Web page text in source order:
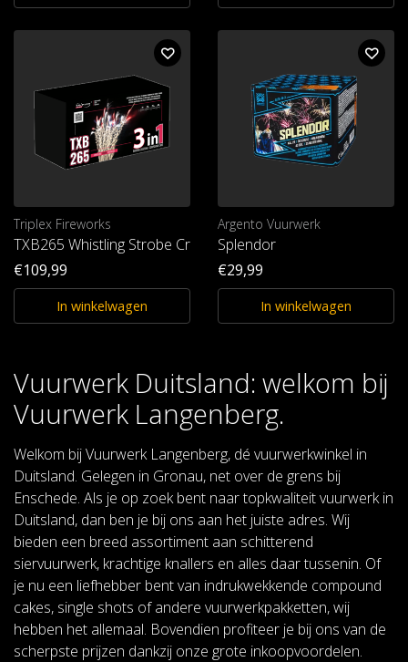
Triplex Fireworks
TXB265 Whistling Strobe Crackling
€109,99
In winkelwagen
Argento Vuurwerk
Splendor
€29,99
In winkelwagen
Vuurwerk Duitsland: welkom bij
Vuurwerk Langenberg.
Welkom bij Vuurwerk Langenberg, dé vuurwerkwinkel in
Duitsland. Gelegen in Gronau, net over de grens bij
Enschede. Als je op zoek bent naar topkwaliteit vuurwerk in
Duitsland, dan ben je bij ons aan het juiste adres. Wij
bieden een breed assortiment aan schitterend
siervuurwerk, krachtige knallers en alles daar tussenin. Of
je nu een liefhebber bent van indrukwekkende compound
cakes, single shots of andere vuurwerkpakketten, wij
hebben het allemaal. Bovendien profiteer je bij ons van de
scherpste prijzen dankzij onze grote inkoopvoordelen.